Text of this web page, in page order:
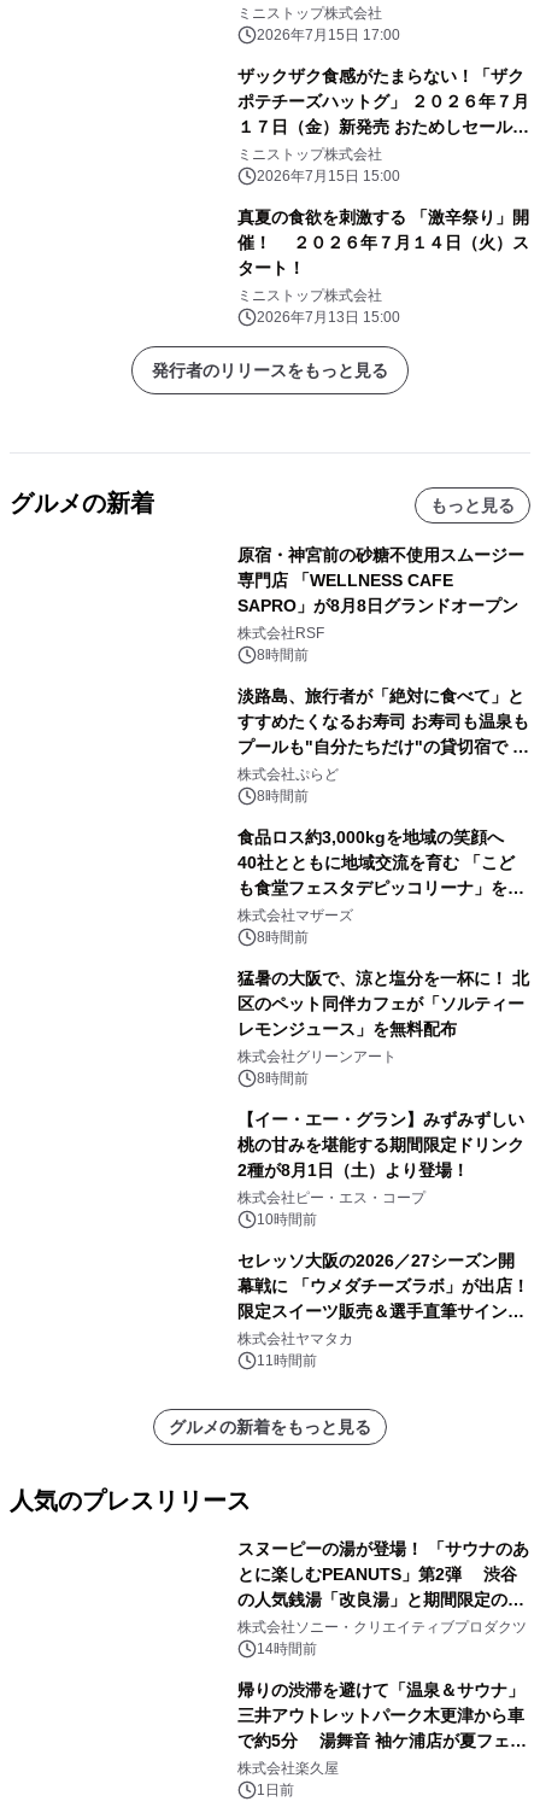
ミニストップ株式会社
2026年7月15日 17:00
ザックザク食感がたまらない！「ザク
ポテチーズハットグ」 ２０２６年７月
１７日（金）新発売 おためしセール７
日間 ミニストップ予定本体価格から
２０円引き！
ミニストップ株式会社
2026年7月15日 15:00
真夏の食欲を刺激する 「激辛祭り」開
催！ ２０２６年７月１４日（火）ス
タート！
ミニストップ株式会社
2026年7月13日 15:00
発行者のリリースをもっと見る
グルメの新着 もっと見る
原宿・神宮前の砂糖不使用スムージー
専門店 「WELLNESS CAFE
SAPRO」が8月8日グランドオープン
株式会社RSF
8時間前
淡路島、旅行者が「絶対に食べて」と
すすめたくなるお寿司 お寿司も温泉も
プールも"自分たちだけ"の貸切宿で 1
日1組限定「岩屋温泉 絵島別庭 海と
森」の握り寿司プラン
株式会社ぷらど
8時間前
食品ロス約3,000kgを地域の笑顔へ
40社とともに地域交流を育む 「こど
も食堂フェスタデピッコリーナ」を9
月5日(土)開催
株式会社マザーズ
8時間前
猛暑の大阪で、涼と塩分を一杯に！ 北
区のペット同伴カフェが「ソルティー
レモンジュース」を無料配布
株式会社グリーンアート
8時間前
【イー・エー・グラン】みずみずしい
桃の甘みを堪能する期間限定ドリンク
2種が8月1日（土）より登場！
株式会社ピー・エス・コープ
10時間前
セレッソ大阪の2026／27シーズン開
幕戦に 「ウメダチーズラボ」が出店！
限定スイーツ販売＆選手直筆サイング
ッズが当たる抽選会を 8月8日に開催
株式会社ヤマタカ
11時間前
グルメの新着をもっと見る
人気のプレスリリース
スヌーピーの湯が登場！ 「サウナのあ
とに楽しむPEANUTS」第2弾 渋谷
の人気銭湯「改良湯」と期間限定のコ
ラボレーション サウナイキタイコラ
ボグッズも発売決定！
株式会社ソニー・クリエイティブプロダクツ
14時間前
帰りの渋滞を避けて「温泉＆サウナ」
三井アウトレットパーク木更津から車
で約5分 湯舞音 袖ケ浦店が夏フェア
メニューを提供
株式会社楽久屋
1日前